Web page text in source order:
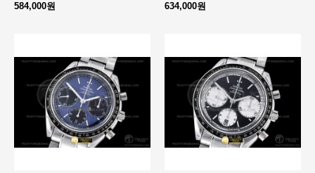
584,000원
634,000원